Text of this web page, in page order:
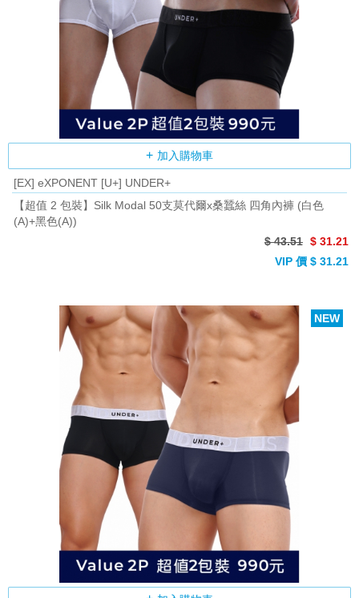
加入購物車
[EX] eXPONENT [U+] UNDER+
【超值 2 包裝】Silk Modal 50支莫代爾x桑蠶絲 四角內褲 (白色
(A)+黑色(A))
$ 43.51 $ 31.21
VIP 價 $ 31.21
NEW